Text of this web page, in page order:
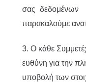
σας δεδομένων
παρακαλούμε
3. Ο κάθε
ευθύνη για την
υποβολή των